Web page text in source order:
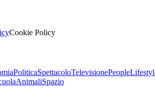
Cookie Policy
PoliticaSpettacoloTelevisionePeople
AnimaliSpazio